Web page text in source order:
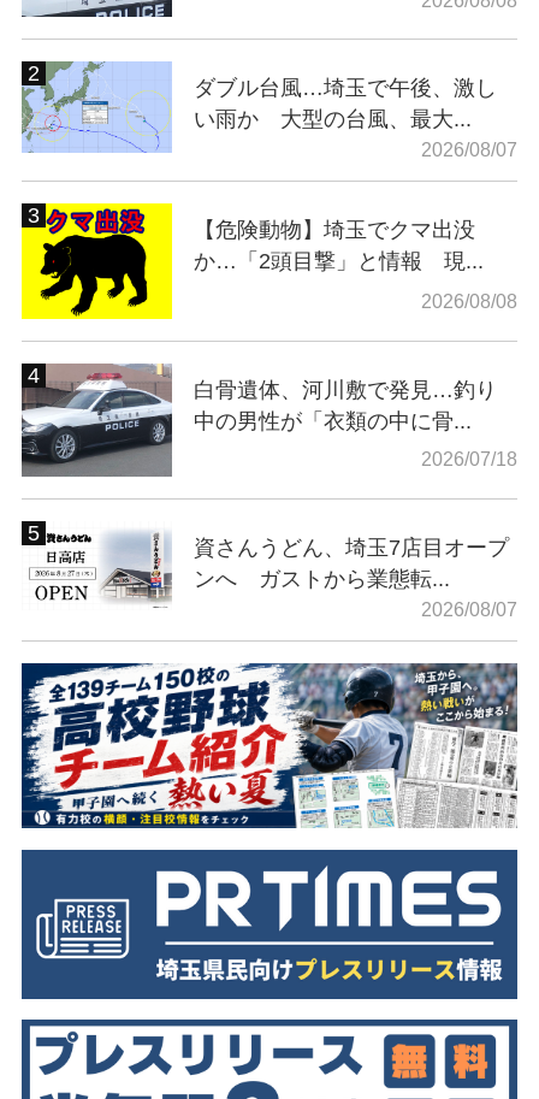
ダブル台風…埼玉で午後、激し
い雨か 大型の台風、最大...
2026/08/07
【危険動物】埼玉でクマ出没
か…「2頭目撃」と情報 現...
2026/08/08
白骨遺体、河川敷で発見…釣り
中の男性が「衣類の中に骨...
2026/07/18
資さんうどん、埼玉7店目オープ
ンへ ガストから業態転...
2026/08/07